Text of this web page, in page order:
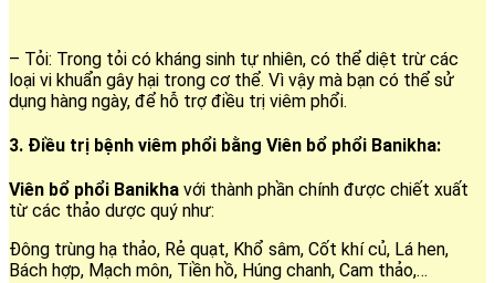
– Tỏi: Trong tỏi có kháng sinh tự nhiên, có thể diệt trừ các
loại vi khuẩn gây hại trong cơ thể. Vì vậy mà bạn có thể sử
dụng hàng ngày, để hỗ trợ điều trị viêm phổi.
3. Điều trị bệnh viêm phổi bằng Viên bổ phổi Banikha:
Viên bổ phổi Banikha với thành phần chính được chiết xuất
từ các thảo dược quý như:
Đông trùng hạ thảo, Rẻ quạt, Khổ sâm, Cốt khí củ, Lá hen,
Bách hợp, Mạch môn, Tiền hồ, Húng chanh, Cam thảo,…